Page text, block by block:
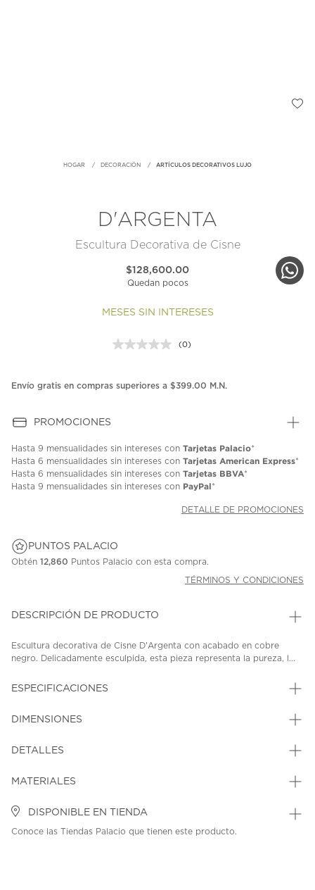
HOGAR DECORACIÓN ARTÍCULOS DECORATIVOS LUJO
D'ARGENTA
Escultura Decorativa de Cisne
$128,600.00
Quedan pocos
MESES SIN INTERESES
Sin
en
(0)
Envío gratis en compras superiores a $399.00 M.N.
PROMOCIONES
Hasta 9 mensualidades sin intereses con Tarjetas Palacio*
Hasta 6 mensualidades sin intereses con Tarjetas American Express*
Hasta 6 mensualidades sin intereses con Tarjetas BBVA*
Hasta 9 mensualidades sin intereses con PayPal*
DETALLE DE PROMOCIONES
PUNTOS PALACIO
Obtén 12,860 Puntos Palacio con esta compra.
TÉRMINOS Y CONDICIONES
DESCRIPCIÓN DE PRODUCTO
Escultura decorativa de Cisne D'Argenta con acabado en cobre
negro. Delicadamente esculpida, esta pieza representa la pureza, l...
ESPECIFICACIONES
DIMENSIONES
DETALLES
MATERIALES
DISPONIBLE EN TIENDA
Conoce las Tiendas Palacio que tienen este producto.